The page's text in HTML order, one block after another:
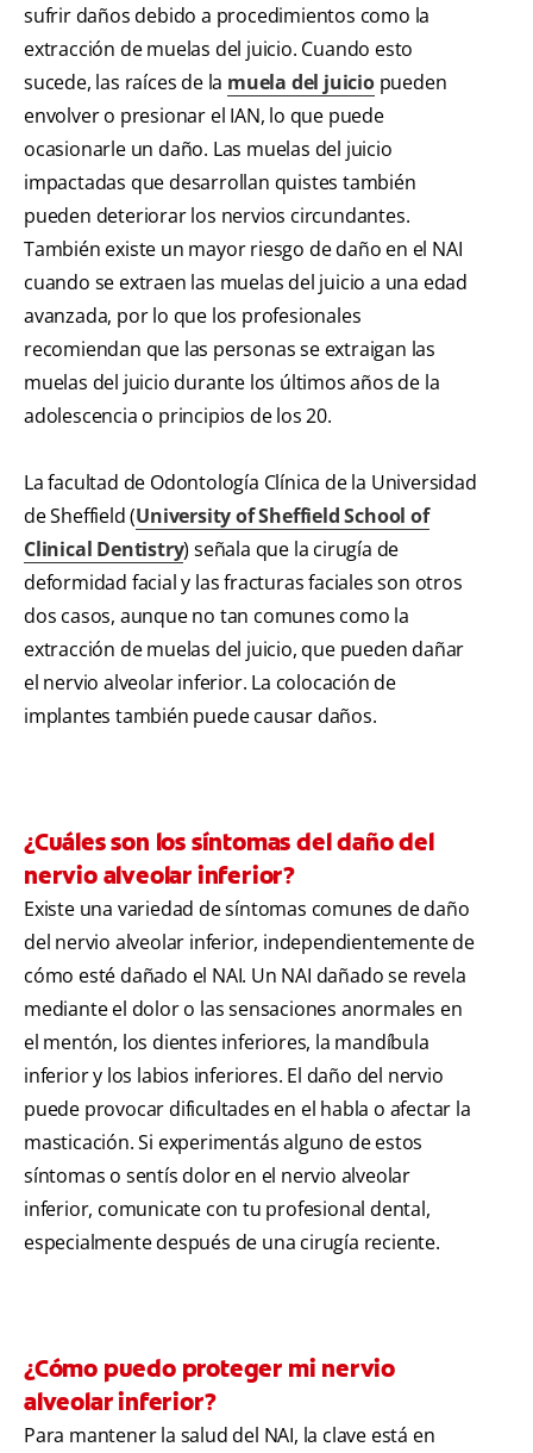
sufrir daños debido a procedimientos como la
extracción de muelas del juicio. Cuando esto
sucede, las raíces de la muela del juiciopueden
envolver o presionar el IAN, lo que puede
ocasionarle un daño. Las muelas del juicio
impactadas que desarrollan quistes también
pueden deteriorar los nervios circundantes.
También existe un mayor riesgo de daño en el NAI
cuando se extraen las muelas del juicio a una edad
avanzada, por lo que los profesionales
recomiendan que las personas se extraigan las
muelas del juicio durante los últimos años de la
adolescencia o principios de los 20.
La facultad de Odontología Clínica de la Universidad
de Sheffield (University of Sheffield School of
Clinical Dentistry) señala que la cirugía de
deformidad facial y las fracturas faciales son otros
dos casos, aunque no tan comunes como la
extracción de muelas del juicio, que pueden dañar
el nervio alveolar inferior. La colocación de
implantes también puede causar daños.
¿Cuáles son los síntomas del daño del
nervio alveolar inferior?
Existe una variedad de síntomas comunes de daño
del nervio alveolar inferior, independientemente de
cómo esté dañado el NAI. Un NAI dañado se revela
mediante el dolor o las sensaciones anormales en
el mentón, los dientes inferiores, la mandíbula
inferior y los labios inferiores. El daño del nervio
puede provocar dificultades en el habla o afectar la
masticación. Si experimentás alguno de estos
síntomas o sentís dolor en el nervio alveolar
inferior, comunicate con tu profesional dental,
especialmente después de una cirugía reciente.
¿Cómo puedo proteger mi nervio
alveolar inferior?
Para mantener la salud del NAI, la clave está en